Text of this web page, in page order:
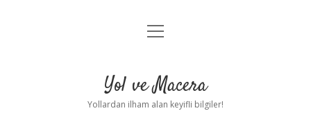
Anasayfa
Yasal Uyarı
menüyü
Yol ve Macera
Yollardan ilham alan keyifli bilgiler!